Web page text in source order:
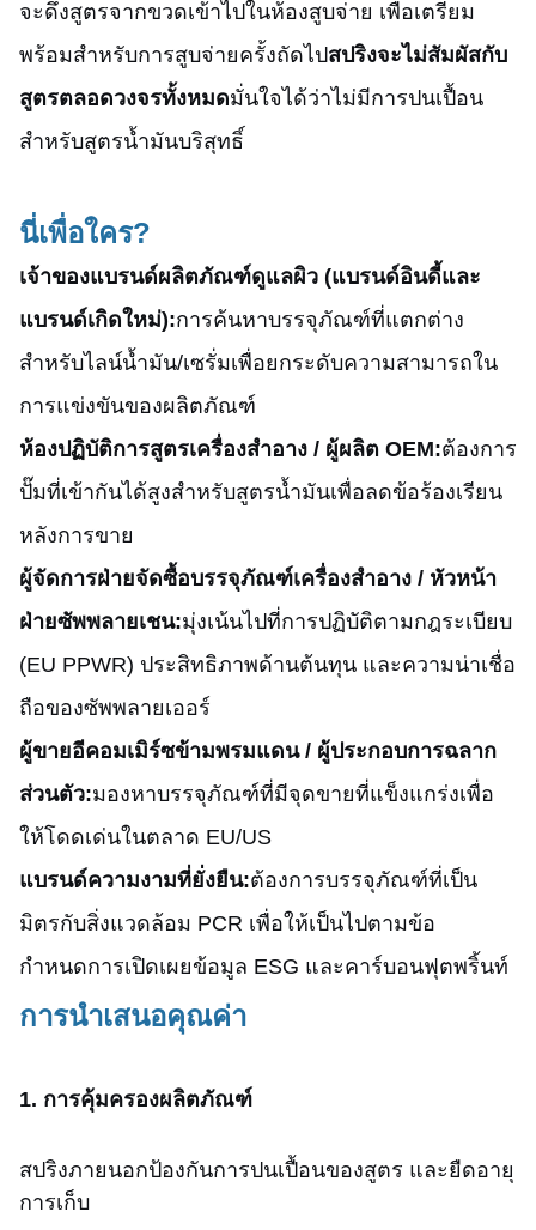
จะดึงสูตรจากขวดเข้าไปในห้องสูบจ่าย เพื่อเตรียม
พร้อมสำหรับการสูบจ่ายครั้งถัดไปสปริงจะไม่สัมผัสกับ
สูตรตลอดวงจรทั้งหมดมั่นใจได้ว่าไม่มีการปนเปื้อน
สำหรับสูตรน้ำมันบริสุทธิ์
นี่เพื่อใคร?
เจ้าของแบรนด์ผลิตภัณฑ์ดูแลผิว (แบรนด์อินดี้และ
แบรนด์เกิดใหม่):การค้นหาบรรจุภัณฑ์ที่แตกต่าง
สำหรับไลน์น้ำมัน/เซรั่มเพื่อยกระดับความสามารถใน
การแข่งขันของผลิตภัณฑ์
ห้องปฏิบัติการสูตรเครื่องสำอาง / ผู้ผลิต OEM:ต้องการ
ปั๊มที่เข้ากันได้สูงสำหรับสูตรน้ำมันเพื่อลดข้อร้องเรียน
หลังการขาย
ผู้จัดการฝ่ายจัดซื้อบรรจุภัณฑ์เครื่องสำอาง / หัวหน้า
ฝ่ายซัพพลายเชน:มุ่งเน้นไปที่การปฏิบัติตามกฎระเบียบ
(EU PPWR) ประสิทธิภาพด้านต้นทุน และความน่าเชื่อ
ถือของซัพพลายเออร์
ผู้ขายอีคอมเมิร์ซข้ามพรมแดน / ผู้ประกอบการฉลาก
ส่วนตัว:มองหาบรรจุภัณฑ์ที่มีจุดขายที่แข็งแกร่งเพื่อ
ให้โดดเด่นในตลาด EU/US
แบรนด์ความงามที่ยั่งยืน:ต้องการบรรจุภัณฑ์ที่เป็น
มิตรกับสิ่งแวดล้อม PCR เพื่อให้เป็นไปตามข้อ
กำหนดการเปิดเผยข้อมูล ESG และคาร์บอนฟุตพริ้นท์
การนำเสนอคุณค่า
1. การคุ้มครองผลิตภัณฑ์
สปริงภายนอกป้องกันการปนเปื้อนของสูตร และยืดอายุ
การเก็บ